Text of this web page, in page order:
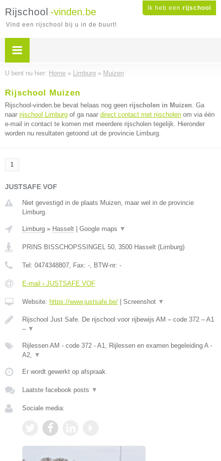
Ik heb een rijschool
Rijschool -vinden.be
Vind een rijschool bij u in de buurt!
U bent nu hier: Home » Limburg » Muizen
Rijschool Muizen
Rijschool-vinden.be bevat helaas nog geen rijscholen in Muizen. Ga
naar rijschool Limburg of ga naar direct contact met rijscholen om via één
e-mail in contact te komen met meerdere rijscholen tegelijk. Hieronder
worden nu resultaten getoond uit de provincie Limburg.
1
JUSTSAFE VOF
Niet gevestigd in de plaats Muizen, maar wel in de provincie
Limburg.
Limburg » Hasselt Google maps ▼
PRINS BISSCHOPSSINGEL 50, 3500 Hasselt (Limburg)
Tel: 0474348807, Fax: -, BTW-nr: -
E-mail › JUSTSAFE VOF
Website: https://www.justsafe.be/ Screenshot ▼
Rijschool Just Safe. De rijschool voor rijbewijs AM – code 372 – A1
– ▼
Rijlessen AM - code 372 - A1, Rijlessen en examen begeleiding A -
A2, ▼
Er wordt gewerkt op afspraak.
Laatste facebook posts ▼
Sociale media: